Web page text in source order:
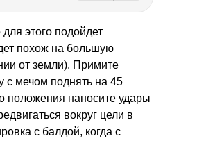
этого подойдет
похож на большую
от земли). Примите
с мечом поднять на 45
положения наносите удары
вокруг цели в
с балдой, когда с